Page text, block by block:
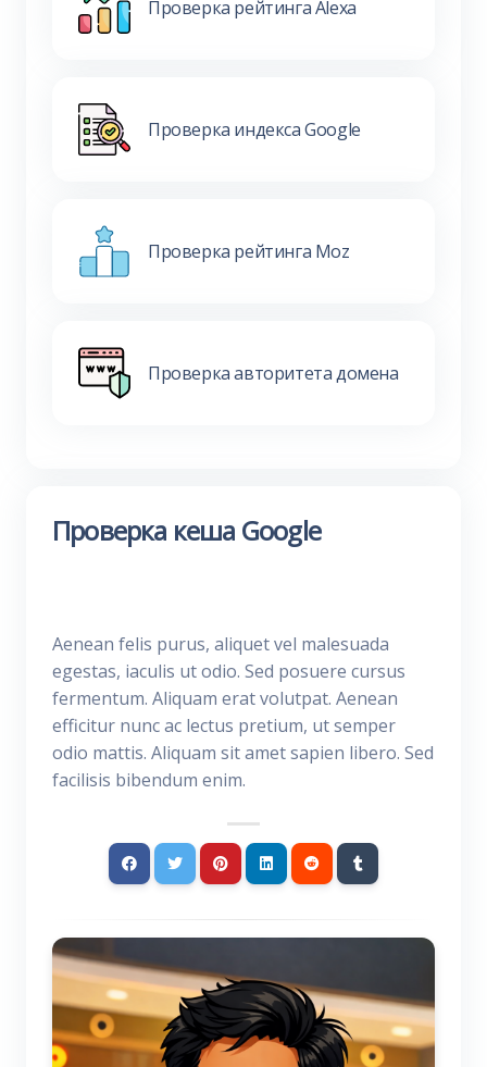
Проверка рейтинга Alexa
Проверка индекса Google
Проверка рейтинга Moz
Проверка авторитета домена
Проверка кеша Google
Aenean felis purus, aliquet vel malesuada
egestas, iaculis ut odio. Sed posuere cursus
fermentum. Aliquam erat volutpat. Aenean
efficitur nunc ac lectus pretium, ut semper
odio mattis. Aliquam sit amet sapien libero. Sed
facilisis bibendum enim.